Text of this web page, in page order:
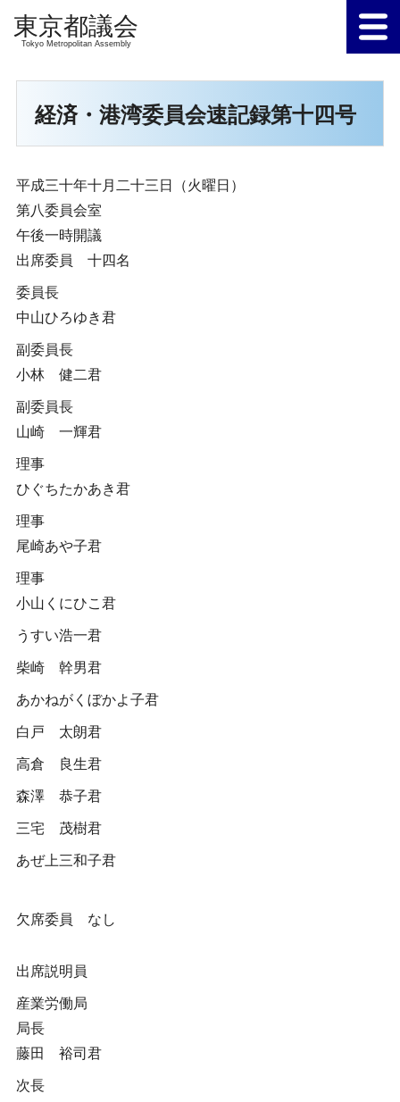
Tokyo Metropolitan Assembly
経済・港湾委員会速記録第十四号
平成三十年十月二十三日（火曜日）
第八委員会室
午後一時開議
出席委員 十四名
委員長
中山ひろゆき君
副委員長
小林 健二君
副委員長
山崎 一輝君
理事
ひぐちたかあき君
理事
尾崎あや子君
理事
小山くにひこ君
うすい浩一君
柴崎 幹男君
あかねがくぼかよ子君
白戸 太朗君
高倉 良生君
森澤 恭子君
三宅 茂樹君
あぜ上三和子君
欠席委員 なし
出席説明員
産業労働局
局長
藤田 裕司君
次長